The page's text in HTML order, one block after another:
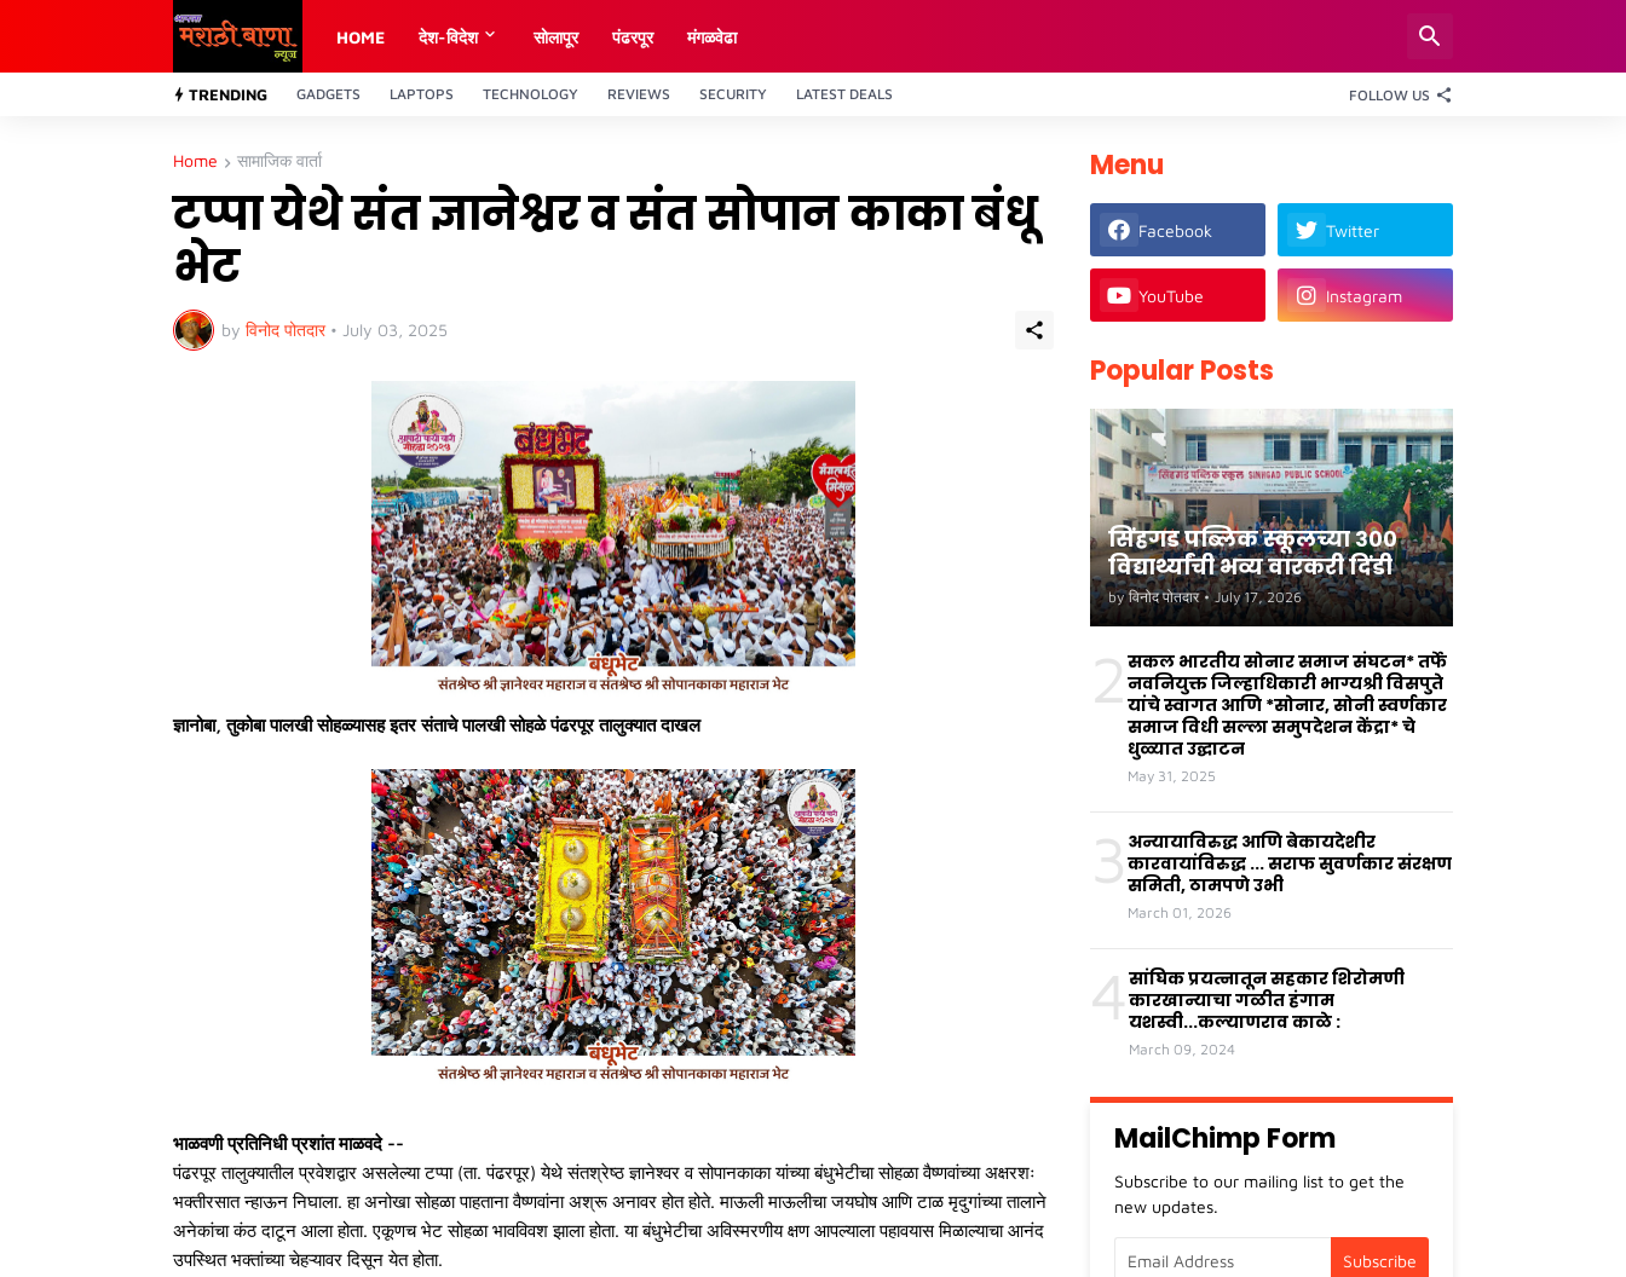
HOME देश-विदेश साेलापूर पंढरपूर मंगळवेढा
TRENDING GADGETS LAPTOPS TECHNOLOGY REVIEWS SECURITY LATEST DEALS FOLLOW US
Home सामाजिक वार्ता
टप्पा येथे संत ज्ञानेश्वर व संत सोपान काका बंधू
भेट
by विनोद पोतदार • July 03, 2025
ज्ञानोबा, तुकोबा पालखी सोहळ्यासह इतर संताचे पालखी सोहळे पंढरपूर तालुक्यात दाखल
भाळवणी प्रतिनिधी प्रशांत माळवदे --
पंढरपूर तालुक्यातील प्रवेशद्वार असलेल्या टप्पा (ता. पंढरपूर) येथे संतश्रेष्ठ ज्ञानेश्वर व सोपानकाका यांच्या बंधुभेटीचा सोहळा वैष्णवांच्या अक्षरशः
भक्तीरसात न्हाऊन निघाला. हा अनोखा सोहळा पाहताना वैष्णवांना अश्रू अनावर होत होते. माऊली माऊलीचा जयघोष आणि टाळ मृदुगांच्या तालाने
अनेकांचा कंठ दाटून आला होता. एकूणच भेट सोहळा भावविवश झाला होता. या बंधुभेटीचा अविस्मरणीय क्षण आपल्याला पहावयास मिळाल्याचा आनंद
उपस्थित भक्तांच्या चेहऱ्यावर दिसून येत होता.
Menu
Facebook Twitter
YouTube Instagram
Popular Posts
सिंहगड पब्लिक स्कूलच्या ३००
विद्यार्थ्यांची भव्य वारकरी दिंडी
by विनोद पोतदार • July 17, 2026
2 सकल भारतीय सोनार समाज संघटन* तर्फे
नवनियुक्त जिल्हाधिकारी भाग्यश्री विसपुते
यांचे स्वागत आणि *सोनार, सोनी स्वर्णकार
समाज विधी सल्ला समुपदेशन केंद्रा* चे
धुळ्यात उद्घाटन
May 31, 2025
3 अन्यायाविरुद्ध आणि बेकायदेशीर
कारवायांविरुद्ध ... सराफ सुवर्णकार संरक्षण
समिती, ठामपणे उभी
March 01, 2026
4 सांघिक प्रयत्नातून सहकार शिरोमणी
कारखान्याचा गळीत हंगाम
यशस्वी...कल्याणराव काळे :
March 09, 2024
MailChimp Form
Subscribe to our mailing list to get the
new updates.